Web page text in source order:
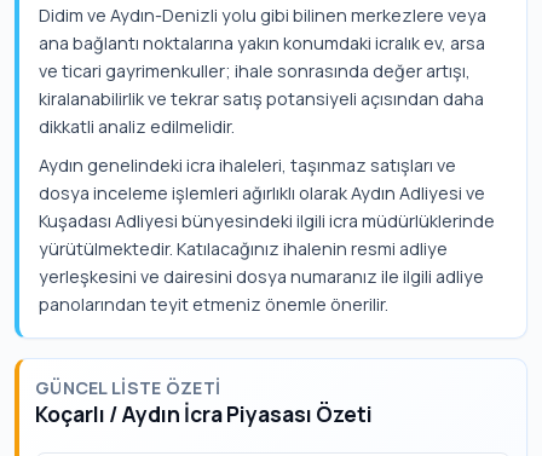
Didim ve Aydın-Denizli yolu gibi bilinen merkezlere veya
ana bağlantı noktalarına yakın konumdaki icralık ev, arsa
ve ticari gayrimenkuller; ihale sonrasında değer artışı,
kiralanabilirlik ve tekrar satış potansiyeli açısından daha
dikkatli analiz edilmelidir.
Aydın genelindeki icra ihaleleri, taşınmaz satışları ve
dosya inceleme işlemleri ağırlıklı olarak Aydın Adliyesi ve
Kuşadası Adliyesi bünyesindeki ilgili icra müdürlüklerinde
yürütülmektedir. Katılacağınız ihalenin resmi adliye
yerleşkesini ve dairesini dosya numaranız ile ilgili adliye
panolarından teyit etmeniz önemle önerilir.
GÜNCEL LISTE ÖZETI
Koçarlı / Aydın İcra Piyasası Özeti